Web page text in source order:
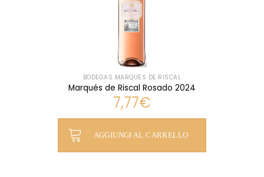
BODEGAS MARQUÉS DE RISCAL
Marqués de Riscal Rosado 2024
7,77€
AGGIUNGI AL CARRELLO